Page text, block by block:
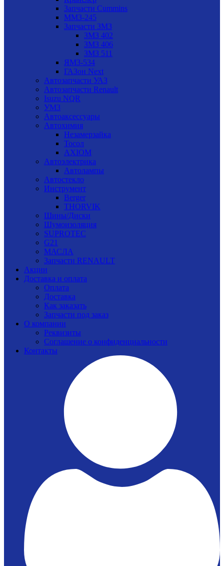
Запчасти Cummins
ММЗ-245
Запчасти ЗМЗ
ЗМЗ 402
ЗМЗ 406
ЗМЗ 511
ЯМЗ-534
ГАЗон Next
Автозапчасти УАЗ
Автозапчасти Renault
Isuzu NQR
УМЗ
Автоаксессуары
Автохимия
Незамерзайка
Тосол
AXIOM
Автоэлектрика
Автолампы
Автостекло
Инструмент
Berger
THORVIK
Шины/Диски
Шумоизоляция
SUPROTEC
G21
МАСЛА
Запчасти RENAULT
Акции
Доставка и оплата
Оплата
Доставка
Как заказать
Запчасти под заказ
О компании
Реквизиты
Соглашение о конфиденциальности
Контакты